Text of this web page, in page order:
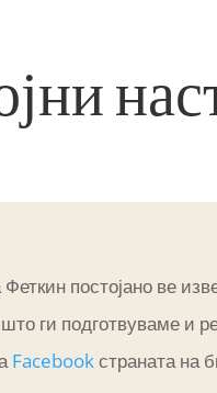
постојано ве
ги подготвуваме и
Facebookстраната на